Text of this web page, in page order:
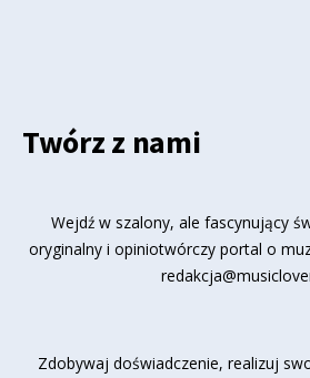
Twórz z nami
Wejdź w szalony, ale fascynujący
oryginalny i opiniotwórczy portal o
Zdobywaj doświadczenie, realizuj